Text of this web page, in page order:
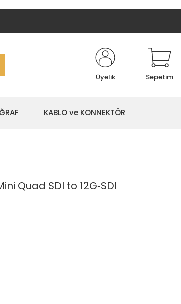
Üyelik Sepetim
KABLO ve KONNEKTÖR
Quad SDI to 12G‑SDI